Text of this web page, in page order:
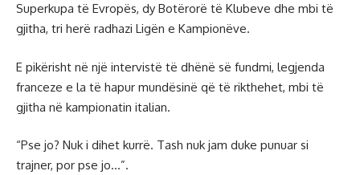
Superkupa të Evropës, dy Botërorë të Klubeve dhe mbi të
gjitha, tri herë radhazi Ligën e Kampionëve.
E pikërisht në një intervistë të dhënë së fundmi, legjenda
franceze e la të hapur mundësinë që të rikthehet, mbi të
gjitha në kampionatin italian.
“Pse jo? Nuk i dihet kurrë. Tash nuk jam duke punuar si
trajner, por pse jo…”.